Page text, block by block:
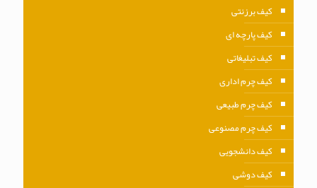
کیف برزنتی
کیف پارچه ای
کیف تبلیغاتی
کیف چرم اداری
کیف چرم طبیعی
کیف چرم مصنوعی
کیف دانشجویی
کیف دوشی